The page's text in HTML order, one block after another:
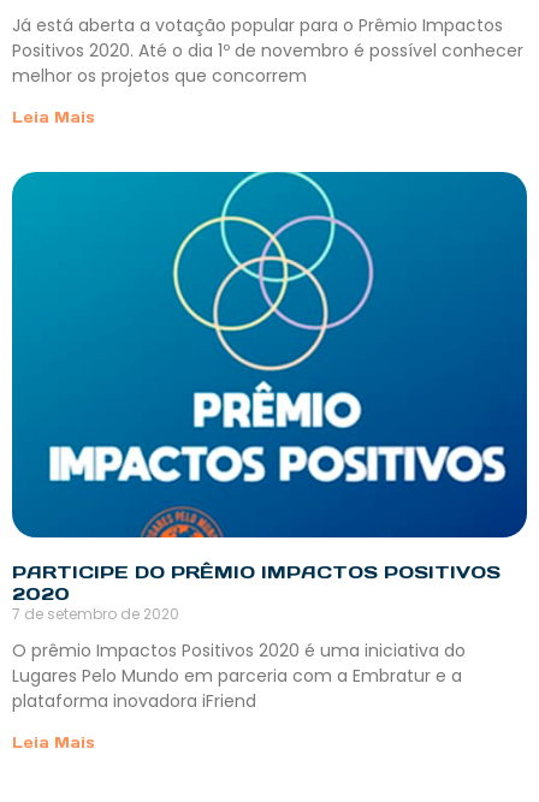
Já está aberta a votação popular para o Prêmio Impactos
Positivos 2020. Até o dia 1º de novembro é possível conhecer
melhor os projetos que concorrem
Leia Mais
PARTICIPE DO PRÊMIO IMPACTOS POSITIVOS
2020
7 de setembro de 2020
O prêmio Impactos Positivos 2020 é uma iniciativa do
Lugares Pelo Mundo em parceria com a Embratur e a
plataforma inovadora iFriend
Leia Mais